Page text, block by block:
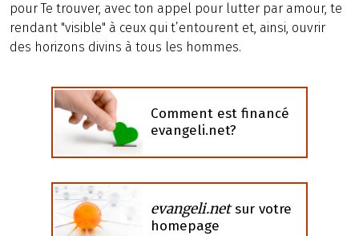
pour Te trouver, avec ton appel pour lutter par amour, te
rendant "visible" à ceux qui t’entourent et, ainsi, ouvrir
des horizons divins à tous les hommes.
Comment est financé
evangeli.net?
evangeli.netsur votre
homepage